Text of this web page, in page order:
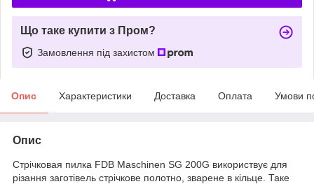
Що таке купити з Пром?
Замовлення під захистом
Опис Характеристики Доставка Оплата Умови
Опис
Стрічковая пилка FDB Maschinen SG 200G використвує для
різання заготівель стрічкове полотно, зварене в кільце. Таке